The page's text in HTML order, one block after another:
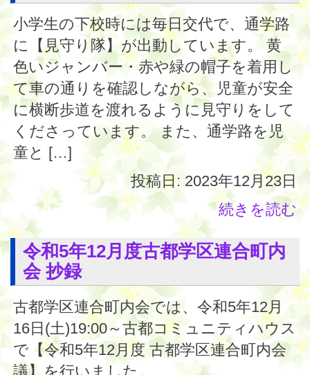
小学生の下校時には毎日交代で、通学路
に【見守り隊】が出動しています。 黄
色いジャンバー・赤や緑の帽子を着用し
て車の通りを確認しながら、児童が安全
に横断歩道を渡れるように見守りをして
くださっています。 また、通学路を児
童と […]
投稿日: 2023年12月23日
続きを読む
令和5年12月度古都学区連合町内
会 抄録
古都学区連合町内会では、令和5年12月
16日(土)19:00～古都コミュニティハウス
で【令和5年12月度 古都学区連合町内会
議】を行いました。